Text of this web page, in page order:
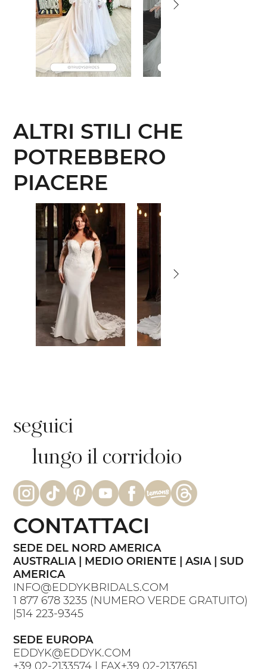
ALTRI STILI CHE
POTREBBERO
PIACERE
seguici
lungo il corridoio
SEDE DEL NORD AMERICA
AUSTRALIA | MEDIO ORIENTE | ASIA | SUD
AMERICA
INFO@EDDYKBRIDALS.COM
1 877 678 3235 (NUMERO VERDE GRATUITO)
|514 223-9345
SEDE EUROPA
EDDYK@EDDYK.COM
+39 02-2133574 | FAX+39 02-2137651
CONTATTACI